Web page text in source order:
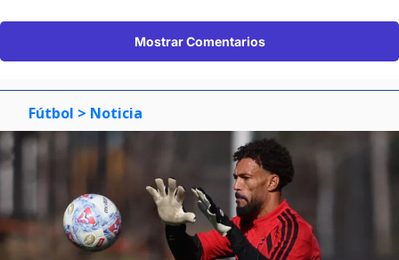
Mostrar Comentarios
Fútbol > Noticia